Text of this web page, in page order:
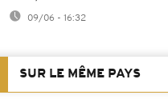
09/06 - 16:32
SUR LE MÊME PAYS